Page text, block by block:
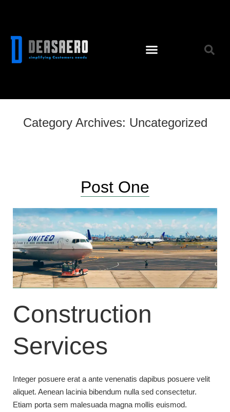
Category Archives: Uncategorized
Post One
Construction
Services
Integer posuere erat a ante venenatis dapibus posuere velit
aliquet. Aenean lacinia bibendum nulla sed consectetur.
Etiam porta sem malesuada magna mollis euismod.